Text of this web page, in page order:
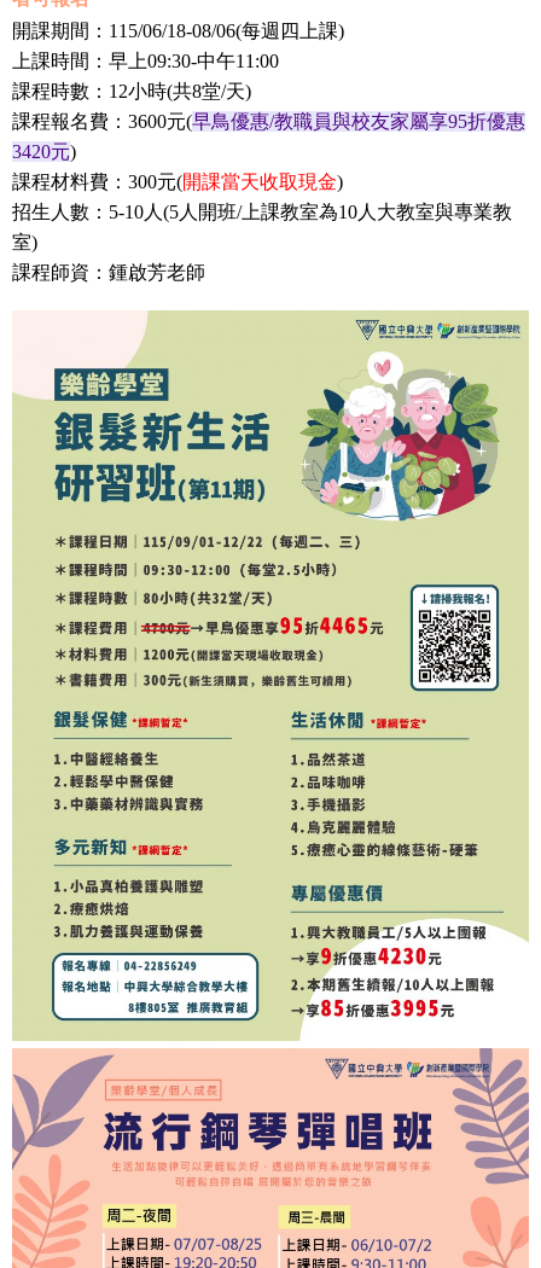
開課期間：115/06/18-08/06(每週四上課)
上課時間：早上09:30-中午11:00
課程時數：12小時(共8堂/天)
課程報名費：3600元(早鳥優惠/教職員與校友家屬享95折優惠
3420元)
課程材料費：300元(開課當天收取現金)
招生人數：5-10人 (5人開班/上課教室為10人大教室與專業教
室)
課程師資 ：鍾啟芳老師